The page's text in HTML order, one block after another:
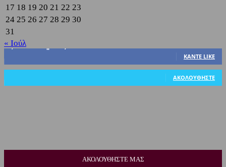
17 18 19 20 21 22 23
24 25 26 27 28 29 30
31
« Ιούλ
3,822
ΚΆΝΤΕ LIKE
ΑΚΟΛΟΥΘΉΣΤΕ
ΑΚΟΛΟΥΘΗΣΤΕ ΜΑΣ